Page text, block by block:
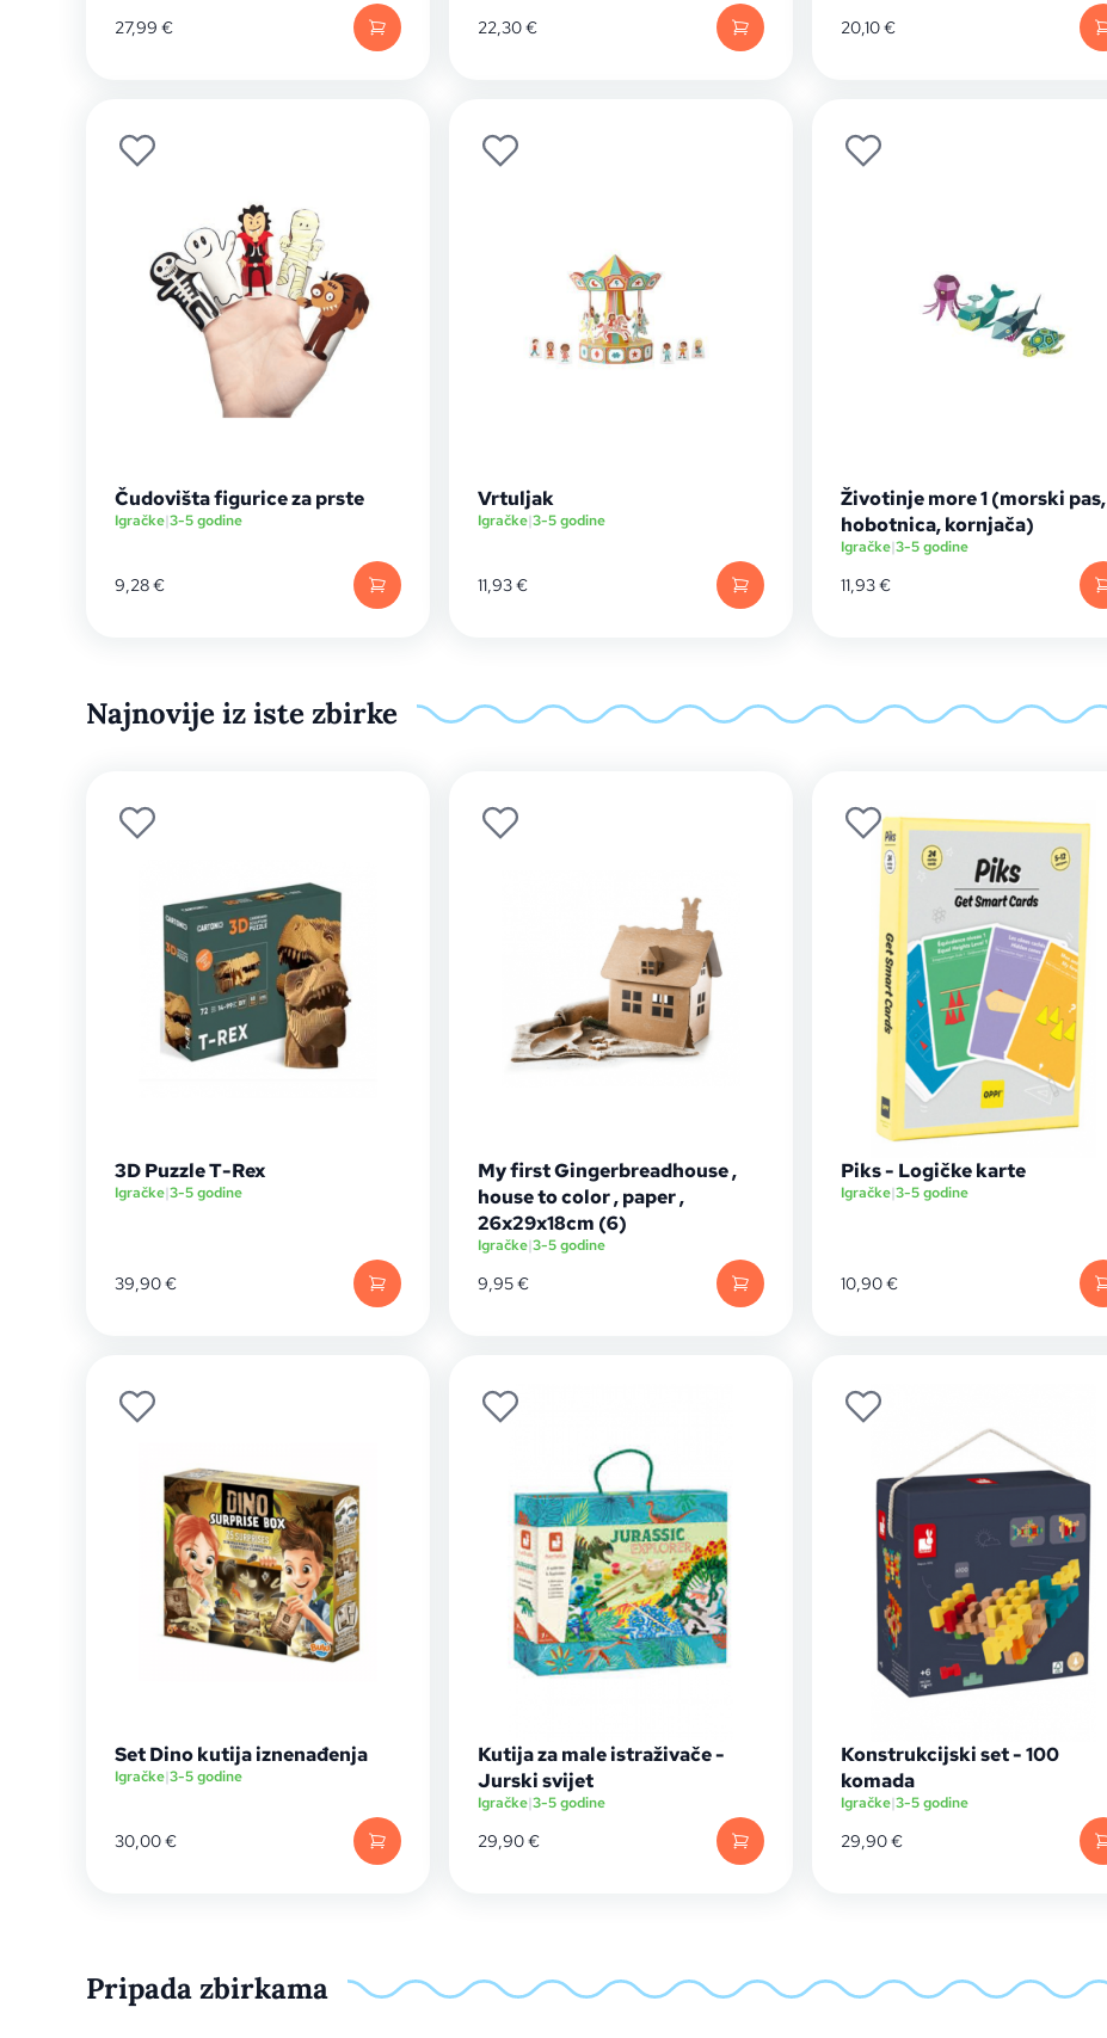
27,99 € 22,30€ 20,10€
Čudovišta figurice za prste
Igračke|3-5 godine
9,28€
Vrtuljak
Igračke|3-5 godine
11,93€
Životinje more 1 (morski pas,
hobotnica, kornjača)
Igračke|3-5 godine
11,93€
Najnovije iz iste zbirke
3D Puzzle T-Rex
Igračke|3-5 godine
39,90€
My first Gingerbreadhouse ,
house to color , paper ,
26x29x18cm (6)
Igračke|3-5 godine
9,95€
Piks - Logičke karte
Igračke|3-5 godine
10,90€
Set Dino kutija iznenađenja
Igračke|3-5 godine
30,00€
Kutija za male istraživače -
Jurski svijet
Igračke|3-5 godine
29,90€
Konstrukcijski set - 100
komada
Igračke|3-5 godine
29,90€
Pripada zbirkama